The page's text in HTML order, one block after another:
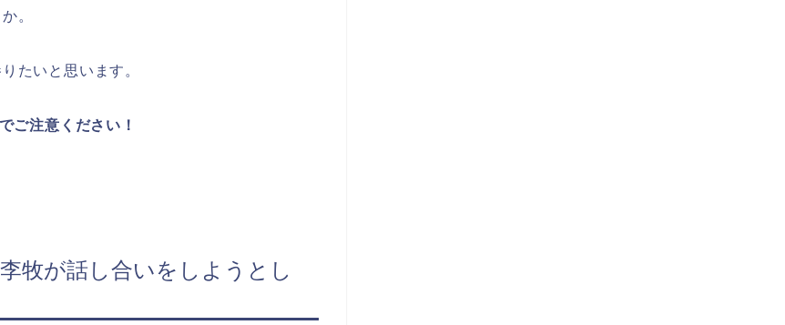
。
たいと思います。
ご注意ください！
牧が話し合いをしようとし